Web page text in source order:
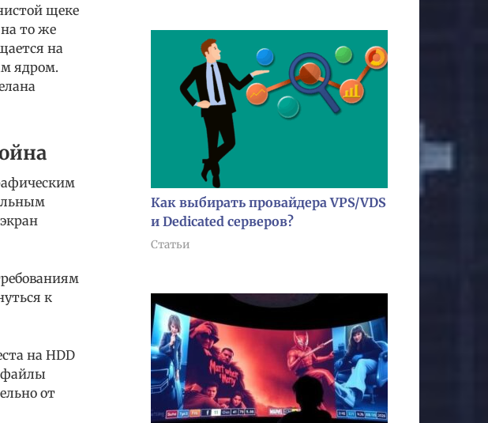
щеке
то же
на
ядром.
к
на HDD
файлы
от
Как выбирать провайдера VPS/VDS
и Dedicated серверов?
Статьи